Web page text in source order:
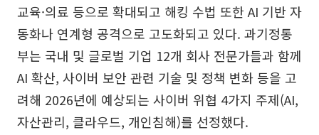
교육·의료 등으로 확대되고 해킹 수법 또한 AI 기반 자
동화나 연계형 공격으로 고도화되고 있다. 과기정통
부는 국내 및 글로벌 기업 12개 회사 전문가들과 함께
AI 확산, 사이버 보안 관련 기술 및 정책 변화 등을 고
려해 2026년에 예상되는 사이버 위협 4가지 주제(AI,
자산관리, 클라우드, 개인침해)를 선정했다.